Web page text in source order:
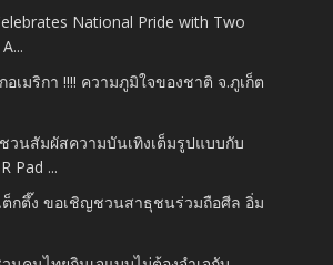
National Pride with Two
อเมริกา !!!! ความภูมิใจของชาติ จ.ภูเก็ต
วนสัมผัสความบันเทิงเต็มรูปแบบกับ
Pad ...
ต็กตึ๊ง ขอเชิญชวนสาธุชนร่วมถือศีล อิ่ม